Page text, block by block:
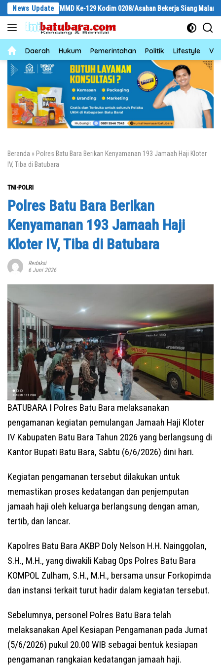
Langsung
konten
News Update
TMMD Ke-129 Kodim 0208/Asahan Bekerja Siang Malam Demi
NewsDaerah Hukum Pemerintahan Politik Lifestyle
Beranda » Polres Batu Bara Berikan Kenyamanan 193 Jamaah Haji Kloter
IV, Tiba di Batubara
TNI-POLRI
Polres Batu Bara Berikan
Kenyamanan 193 Jamaah Haji
Kloter IV, Tiba di Batubara
Redaksi
6 Juni 2026
BATUBARA I Polres Batu Bara melaksanakan
pengamanan kegiatan pemulangan Jamaah Haji Kloter
IV Kabupaten Batu Bara Tahun 2026 yang berlangsung di
Kantor Bupati Batu Bara, Sabtu (6/6/2026) dini hari.
Kegiatan pengamanan tersebut dilakukan untuk
memastikan proses kedatangan dan penjemputan
jamaah haji oleh keluarga berlangsung dengan aman,
tertib, dan lancar.
Kapolres Batu Bara AKBP Doly Nelson H.H. Nainggolan,
S.H., M.H., yang diwakili Kabag Ops Polres Batu Bara
KOMPOL Zulham, S.H., M.H., bersama unsur Forkopimda
dan instansi terkait turut hadir dalam kegiatan tersebut.
Sebelumnya, personel Polres Batu Bara telah
melaksanakan Apel Kesiapan Pengamanan pada Jumat
(5/6/2026) pukul 20.00 WIB sebagai bentuk kesiapan
pengamanan rangkaian kedatangan jamaah haji.